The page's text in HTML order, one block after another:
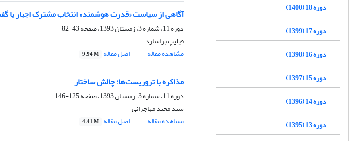
آگاهی از سیاست «قدرت هوشمند» انتخاب مشترک اجبار یا
دوره 11، شماره 3، زمستان 1393، صفحه
43-82
فیلیپ براسارد
مشاهده مقاله
اصل مقاله 9.94 M
مذاکره با تروریست‌ها: چالش ساختار
دوره 11، شماره 3، زمستان 1393، صفحه
125-146
سید مجید مهاجرانی
مشاهده مقاله
اصل مقاله 4.41 M
دوره 18 (1400)
دوره 17 (1399)
دوره 16 (1398)
دوره 15 (1397)
دوره 14 (1396)
دوره 13 (1395)